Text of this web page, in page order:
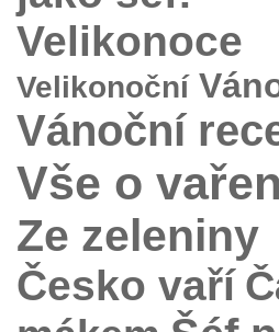
Velikonoce
Velikonoční
Vánoční
Vše o
Ze zeleniny
Česko vaří